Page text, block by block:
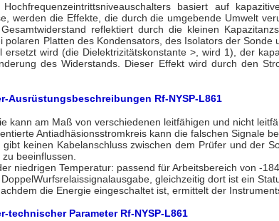
basiert auf
werden die Effekte, die durch die umgebende Umwelt
reflektiert durch die kleinen
polaren Platten des Kondensators, des Isolators der
ersetzt wird (die Dielektrizitätskonstante >, wird 1), der
des Widerstands. Dieser Effekt wird durch den
Ausrüstungsbeschreibungen Rf-NYSP-L861
kann am Maß von verschiedenen leitfähigen und nicht
Antiadhäsionsstromkreis kann die falschen Signale
gibt keinen Kabelanschluss zwischen dem Prüfer und der
beeinflussen.
niedrigen Temperatur: passend für Arbeitsbereich von -
gleichzeitig dort ist ein
die Energie eingeschaltet ist, ermittelt der
technischer Parameter Rf-NYSP-L861